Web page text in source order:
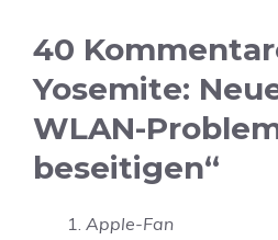
40
Yosemite:
WLAN-
beseitigen“
Apple-Fan